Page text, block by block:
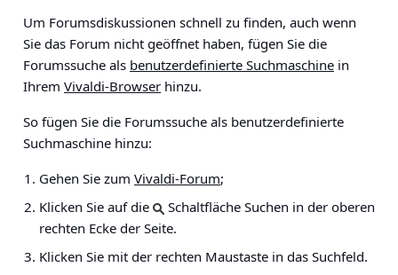
Um Forumsdiskussionen schnell zu finden, auch wenn
Sie das Forum nicht geöffnet haben, fügen Sie die
Forumssuche als benutzerdefinierte Suchmaschine in
Ihrem Vivaldi-Browser hinzu.
So fügen Sie die Forumssuche als benutzerdefinierte
Suchmaschine hinzu:
Gehen Sie zum Vivaldi-Forum;
Klicken Sie auf die
Schaltfläche Suchen in der oberen
rechten Ecke der Seite.
Klicken Sie mit der rechten Maustaste in das Suchfeld.